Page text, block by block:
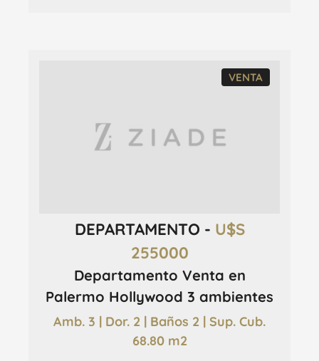
VENTA
DEPARTAMENTO - U$S
255000
Departamento Venta en
Palermo Hollywood 3 ambientes
Amb. 3 | Dor. 2 | Baños 2 | Sup. Cub.
68.80 m2